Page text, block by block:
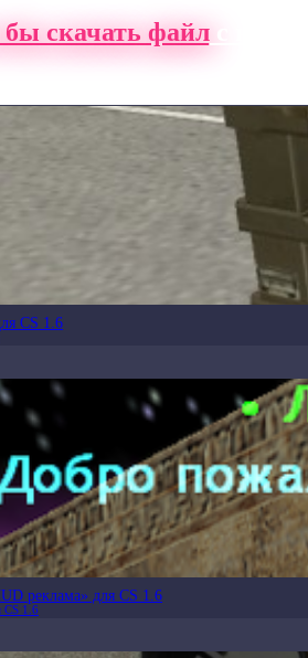
скачать файлс
CS 1.6
реклама» для CS 1.6
CS 1.6